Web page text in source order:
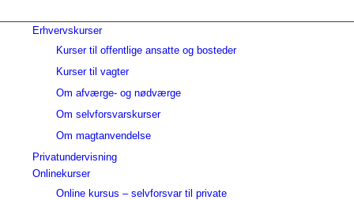
Erhvervskurser
Kurser til offentlige ansatte og bosteder
Kurser til vagter
Om afværge- og nødværge
Om selvforsvarskurser
Om magtanvendelse
Privatundervisning
Onlinekurser
Online kursus – selvforsvar til private